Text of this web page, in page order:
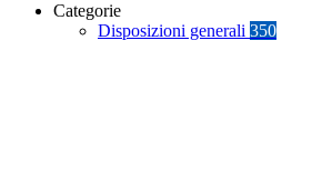
Categorie
Disposizioni generali 350